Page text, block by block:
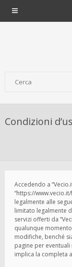
Condizioni
Accedendo a
“https://
legalmente alle
limitato legalmente
servizi offerti da
qualunque
modifiche, benché
pagine per eventuali
implica la completa